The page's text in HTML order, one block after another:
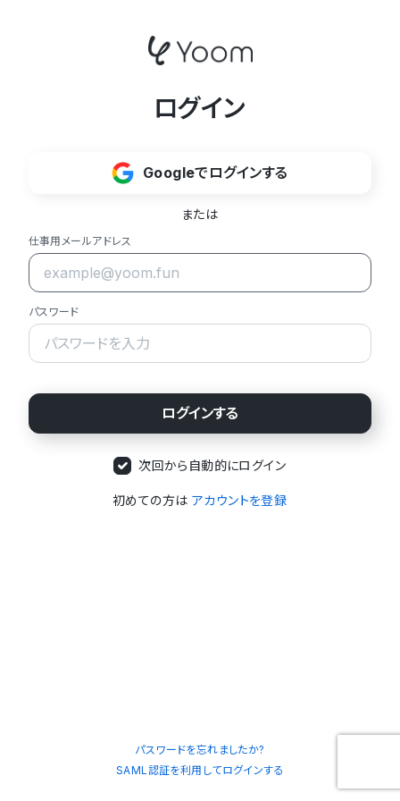
ログイン
Googleでログインする
または
仕事用メールアドレス
パスワード
次回から自動的にログイン
初めての方は アカウントを登録
パスワードを忘れましたか?
SAML認証を利用してログインする